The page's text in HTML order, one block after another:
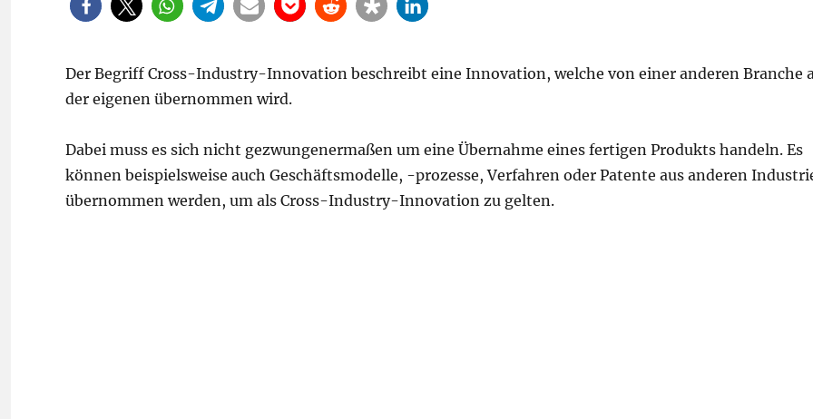
Der Begriff Cross-Industry-Innovation beschreibt eine Innovation, welche von einer anderen Branche
der eigenen übernommen wird.
Dabei muss es sich nicht gezwungenermaßen um eine Übernahme eines fertigen Produkts handeln. Es
können beispielsweise auch Geschäftsmodelle, -prozesse, Verfahren oder Patente aus anderen
übernommen werden, um als Cross-Industry-Innovation zu gelten.